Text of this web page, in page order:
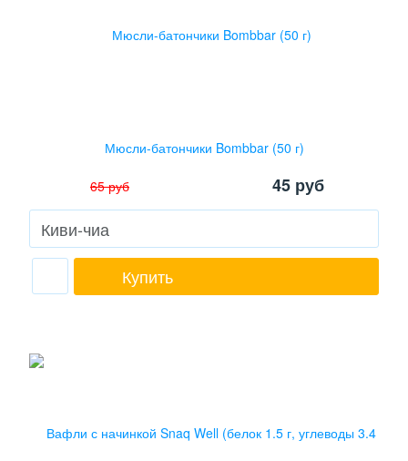
Мюсли-батончики Bombbar (50 г)
65руб 45 руб
Купить